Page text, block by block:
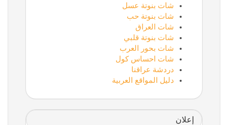
شات بنوتة عسل
شات بنوتة حب
شات العراق
شات بنوتة قلبي
شات بحور العرب
شات احساس كول
دردشة عراقنا
دليل المواقع العربية
إعلان